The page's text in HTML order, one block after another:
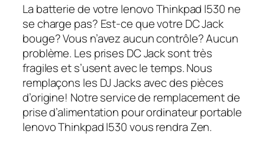
La batterie de votre lenovo Thinkpad l530 ne
se charge pas? Est-ce que votre DC Jack
bouge? Vous n’avez aucun contrôle? Aucun
problème. Les prises DC Jack sont très
fragiles et s’usent avec le temps. Nous
remplaçons les DJ Jacks avec des pièces
d’origine! Notre service de remplacement de
prise d’alimentation pour ordinateur portable
lenovo Thinkpad l530 vous rendra Zen.